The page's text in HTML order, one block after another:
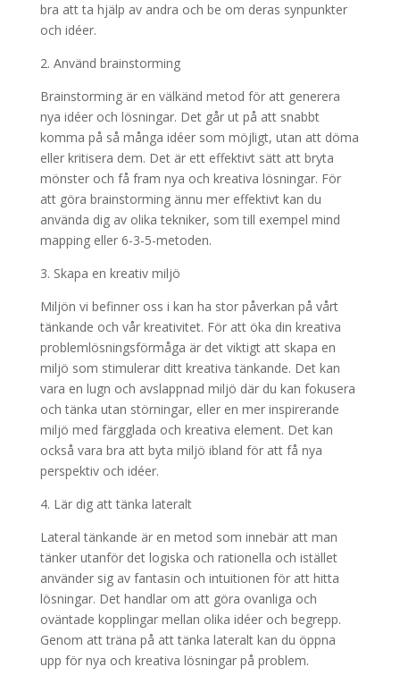
bra att ta hjälp av andra och be om deras synpunkter
och idéer.
2. Använd brainstorming
Brainstorming är en välkänd metod för att generera
nya idéer och lösningar. Det går ut på att snabbt
komma på så många idéer som möjligt, utan att döma
eller kritisera dem. Det är ett effektivt sätt att bryta
mönster och få fram nya och kreativa lösningar. För
att göra brainstorming ännu mer effektivt kan du
använda dig av olika tekniker, som till exempel mind
mapping eller 6-3-5-metoden.
3. Skapa en kreativ miljö
Miljön vi befinner oss i kan ha stor påverkan på vårt
tänkande och vår kreativitet. För att öka din kreativa
problemlösningsförmåga är det viktigt att skapa en
miljö som stimulerar ditt kreativa tänkande. Det kan
vara en lugn och avslappnad miljö där du kan fokusera
och tänka utan störningar, eller en mer inspirerande
miljö med färgglada och kreativa element. Det kan
också vara bra att byta miljö ibland för att få nya
perspektiv och idéer.
4. Lär dig att tänka lateralt
Lateral tänkande är en metod som innebär att man
tänker utanför det logiska och rationella och istället
använder sig av fantasin och intuitionen för att hitta
lösningar. Det handlar om att göra ovanliga och
oväntade kopplingar mellan olika idéer och begrepp.
Genom att träna på att tänka lateralt kan du öppna
upp för nya och kreativa lösningar på problem.